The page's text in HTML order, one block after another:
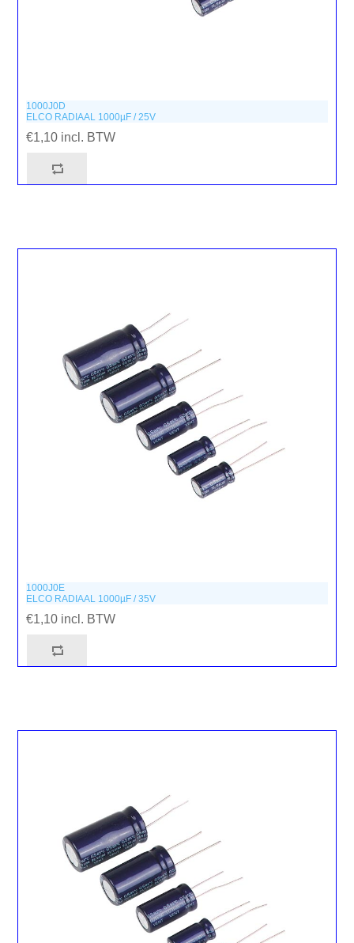
1000J0D
ELCO RADIAAL 1000µF / 25V
€1,10 incl. BTW
1000J0E
ELCO RADIAAL 1000µF / 35V
€1,10 incl. BTW